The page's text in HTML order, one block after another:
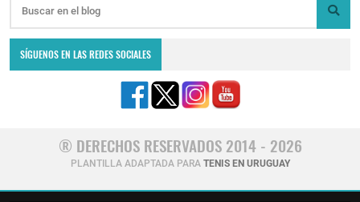
SÍGUENOS EN LAS REDES SOCIALES
® DERECHOS RESERVADOS 2014 - 2026
PLANTILLA ADAPTADA PARA TENIS EN URUGUAY